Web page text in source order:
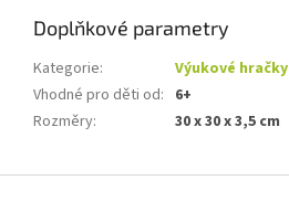
Doplňkové parametry
Kategorie:
Výukové hračky
Vhodné pro děti od: 6+
Rozměry: 30 x 30 x 3,5 cm